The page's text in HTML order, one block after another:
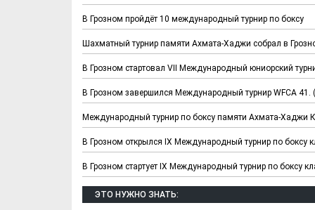
В Грозном пройдёт 10 международный турнир по боксу
Шахматный турнир памяти Ахмата-Хаджи собрал в
В Грозном стартовал VII Международный юниорский
В Грозном завершился Международный турнир WFCA 41.
Международный турнир по боксу памяти Ахмата-Хаджи
В Грозном открылся IX Международный турнир по
В Грозном стартует IX Международный турнир по боксу
ЭТО НУЖНО ЗНАТЬ: